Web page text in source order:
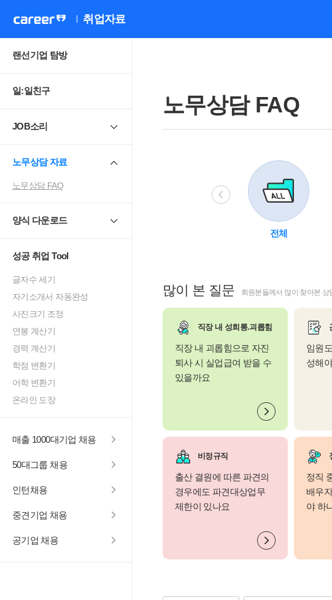
취업자료
랜선기업 탐방
일:일친구
JOB소리
노무상담 자료
노무상담 FAQ
양식 다운로드
성공 취업 Tool
글자수 세기
자기소개서 자동완성
사진크기 조정
연봉 계산기
경력 계산기
학점 변환기
어학 변환기
온라인 도장
매출 1000대기업 채용
50대그룹 채용
인턴채용
중견기업 채용
공기업 채용
노무상담 FAQ
전체
4대보험
많이 본 질문 회원분들께서 많이 찾아본 상
직장 내 성희롱.괴롭힘
직장 내 괴롭힘으로 자진
퇴사 시 실업급여 받을 수
있을까요
임원
성해
비정규직
출산 결원에 따른 파견의
경우에도 파견대상업무
제한이 있나요
정직
배우
야 하